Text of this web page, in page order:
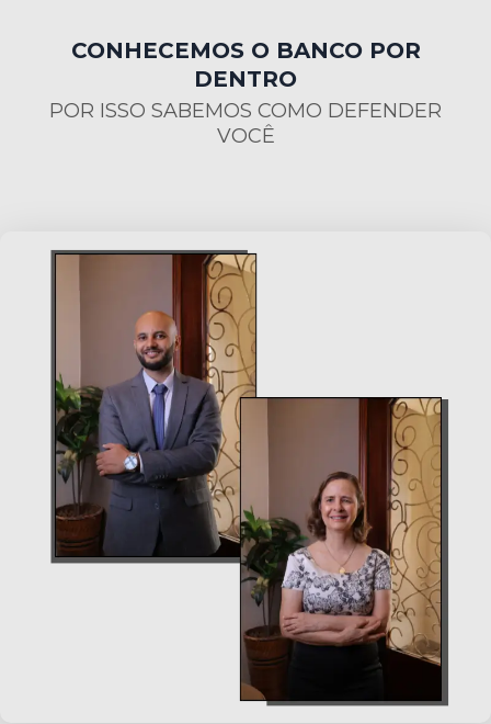
CONHECEMOS O BANCO POR
DENTRO
POR ISSO SABEMOS COMO DEFENDER
VOCÊ